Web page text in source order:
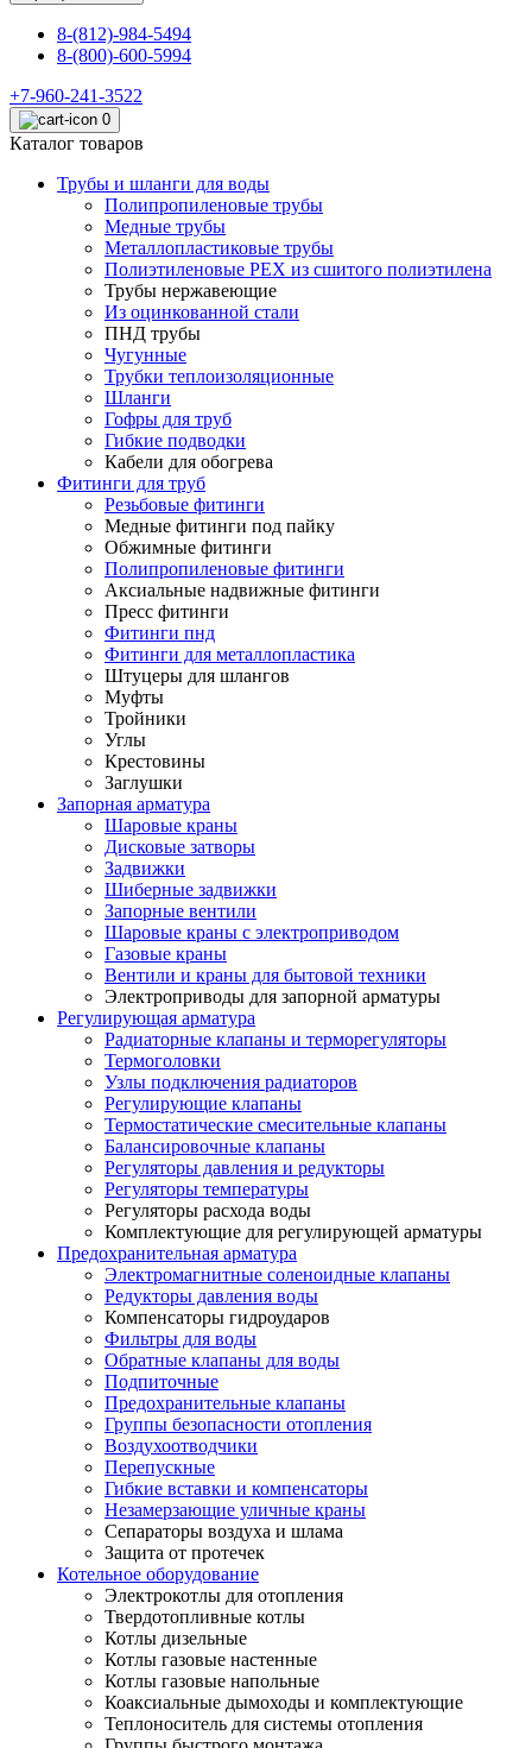
8-(812)-984-5494
8-(800)-600-5994
+7-960-241-3522
0
Каталог товаров
Трубы и шланги для воды
Полипропиленовые трубы
Медные трубы
Металлопластиковые трубы
Полиэтиленовые PEX из сшитого полиэтилена
Трубы нержавеющие
Из оцинкованной стали
ПНД трубы
Чугунные
Трубки теплоизоляционные
Шланги
Гофры для труб
Гибкие подводки
Кабели для обогрева
Фитинги для труб
Резьбовые фитинги
Медные фитинги под пайку
Обжимные фитинги
Полипропиленовые фитинги
Аксиальные надвижные фитинги
Пресс фитинги
Фитинги пнд
Фитинги для металлопластика
Штуцеры для шлангов
Муфты
Тройники
Углы
Крестовины
Заглушки
Запорная арматура
Шаровые краны
Дисковые затворы
Задвижки
Шиберные задвижки
Запорные вентили
Шаровые краны с электроприводом
Газовые краны
Вентили и краны для бытовой техники
Электроприводы для запорной арматуры
Регулирующая арматура
Радиаторные клапаны и терморегуляторы
Термоголовки
Узлы подключения радиаторов
Регулирующие клапаны
Термостатические смесительные клапаны
Балансировочные клапаны
Регуляторы давления и редукторы
Регуляторы температуры
Регуляторы расхода воды
Комплектующие для регулирующей арматуры
Предохранительная арматура
Электромагнитные соленоидные клапаны
Редукторы давления воды
Компенсаторы гидроударов
Фильтры для воды
Обратные клапаны для воды
Подпиточные
Предохранительные клапаны
Группы безопасности отопления
Воздухоотводчики
Перепускные
Гибкие вставки и компенсаторы
Незамерзающие уличные краны
Сепараторы воздуха и шлама
Защита от протечек
Котельное оборудование
Электрокотлы для отопления
Твердотопливные котлы
Котлы дизельные
Котлы газовые настенные
Котлы газовые напольные
Коаксиальные дымоходы и комплектующие
Теплоноситель для системы отопления